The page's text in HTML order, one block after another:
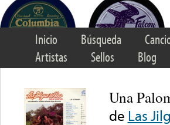
Inicio Búsqueda
Artistas
Sellos Blog
Una
de Las